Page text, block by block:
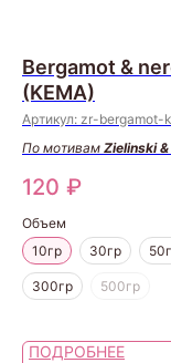
Bergamot &
(KEMA)
Артикул: zr-bergamot-
По мотивам Zielinski &
120 ₽
Объем
10гр
30гр
300гр 500гр
ПОДРОБНЕЕ